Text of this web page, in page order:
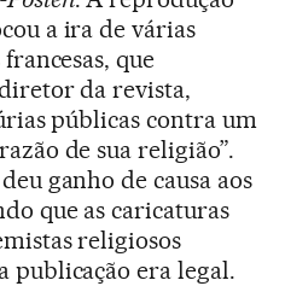
a ira de várias
que
da revista,
públicas contra um
de sua religião”.
ganho de causa aos
que as caricaturas
religiosos
publicação era legal.